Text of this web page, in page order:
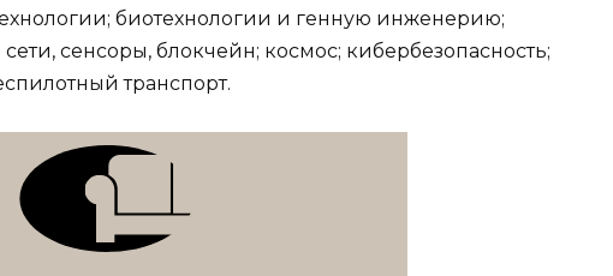
биотехнологии и генную инженерию;
сенсоры, блокчейн; космос; кибербезопасность;
транспорт.